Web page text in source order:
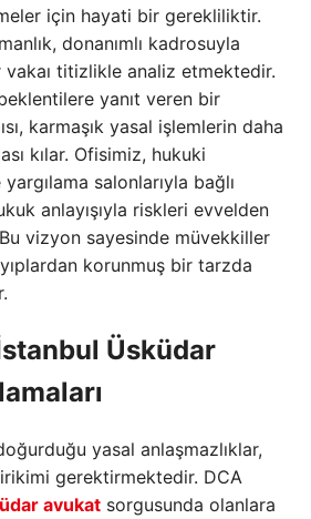
için hayati bir gerekliliktir.
donanımlı kadrosuyla
titizlikle analiz etmektedir.
yanıt veren bir
karmaşık yasal işlemlerin daha
kılar. Ofisimiz, hukuki
yargılama salonlarıyla bağlı
anlayışıyla riskleri evvelden
vizyon sayesinde müvekkiller
korunmuş bir tarzda
Üsküdar
yasal anlaşmazlıklar,
gerektirmektedir. DCA
avukat sorgusunda olanlara